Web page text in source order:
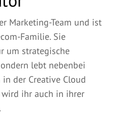
Marketing-Team und ist
Familie. Sie
um strategische
lebt nebenbei
der Creative Cloud
ihr auch in ihrer